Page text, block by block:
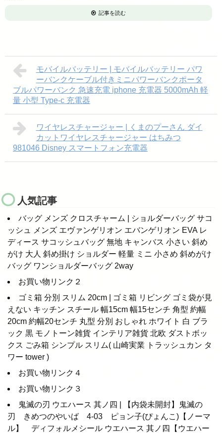
記事を読む
モバイルバッテリー | モバイルバッテリー パワ
ーバンクケーブル付きミニパワーバンクポータ
ブルパワーバンク 急速充電 iphone 充電器 5000mAh 軽
量 小型 Type-c 充電器
ワイヤレスチャージャー | くまのプーさん ダイ
カットワイヤレスチャージャー はちみつ
981046 Disney スマートフォン充電器
人気記事
バッグ メンズ クロスチャーム | ショルダーバッグ サコ
ッシュ メンズ エヴァンゲリオン エバンゲリオン EVA レ
ディース サコッシュバッグ 無地 キャンバス 小さい 斜め
がけ 大人 斜め掛け ショルダー 軽量 ミニ 小さめ 斜めがけ
バッグ ワンショルダーバッグ 2way
お買い物リンク２
ゴミ箱 分別 スリム 20cm | ゴミ箱 リビング ゴミ袋が見
えない キッチン スチール 幅15cm 幅15センチ 角型 約幅
20cm 約幅20センチ 丸型 分別 おしゃれ ホワイト 白 ブラ
ック 黒 モノトーン雑貨 インテリア雑貨 北欧 ダストボッ
クス ごみ箱 シンプル スリム( 山崎実業 トラッシュカン タ
ワー tower )
お買い物リンク４
お買い物リンク３
鬼滅の刃 ウエハース 其ノ四 | 【内袋未開封】鬼滅の
刃 きめつのやいば 4-03 ピョン子(ぴょんこ)【ノーマ
ル】 ディフォルメシール ウエハース 其ノ四【ウエハー